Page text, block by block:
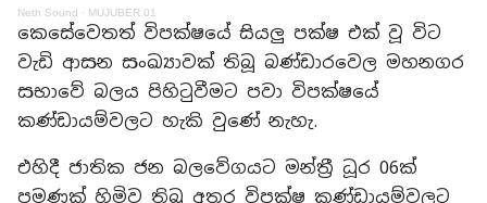
Neth Sound · MUJUBER 01
කෙසේවෙතත් විපක්ෂයේ සියලු පක්ෂ එක් වූ විට
වැඩි ආසන සංඛ්‍යාවක් තිබූ බණ්ඩාරවෙල මහනගර
සභාවේ බලය පිහිටුවීමට පවා විපක්ෂයේ
කණ්ඩායම්වලට හැකි වුණේ නැහැ.
එහිදී ජාතික ජන බලවේගයට මන්ත්‍රී ධූර 06ක්
පමණක් හිමිව තිබූ අතර විපක්ෂ කණ්ඩායම්වලට